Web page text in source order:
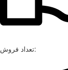
تعداد فروش: